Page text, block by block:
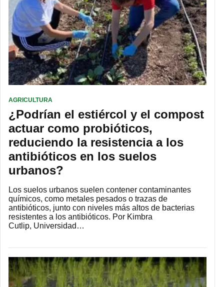
AGRICULTURA
¿Podrían el estiércol y el compost
actuar como probióticos,
reduciendo la resistencia a los
antibióticos en los suelos
urbanos?
Los suelos urbanos suelen contener contaminantes
químicos, como metales pesados ​​o trazas de
antibióticos, junto con niveles más altos de bacterias
resistentes a los antibióticos. Por Kimbra
Cutlip, Universidad…